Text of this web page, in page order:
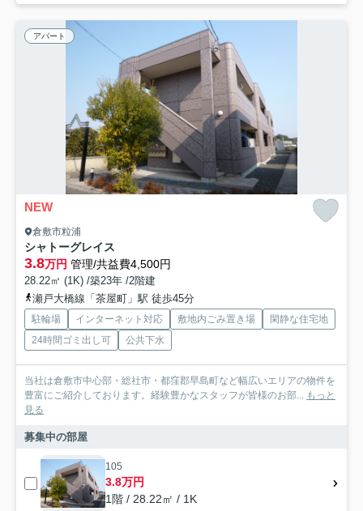
アパート
NEW
倉敷市粒浦
シャトーグレイス
3.8万円 管理/共益費4,500円
28.22㎡ (1K) /築23年 /2階建
瀬戸大橋線「茶屋町」駅 徒歩45分
駐輪場 インターネット対応 敷地内ごみ置き場
閑静な住宅地
24時間ゴミ出し可
公共下水
当社は倉敷市中心部・総社市・都窪郡早島町など幅広いエリアの物件を
豊富にご紹介しております。経験豊かなスタッフが皆様のお部... もっと
見る
募集中の部屋
105
3.8万円
1階 / 28.22㎡ / 1K